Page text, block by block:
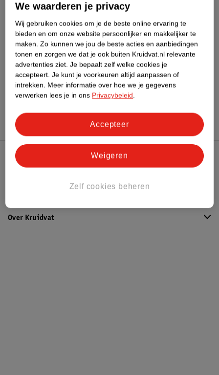
Bestel & Bezorginformatie
Bekijk ook
MeerLucovitaal Alle Ijzer
Kruidvat Club
Over Kruidvat
We waarderen je privacy
Wij gebruiken cookies om je de beste online ervaring te
bieden en om onze website persoonlijker en makkelijker te
maken. Zo kunnen we jou de beste acties en aanbiedingen
tonen en zorgen we dat je ook buiten Kruidvat.nl relevante
advertenties ziet. Je bepaalt zelf welke cookies je
accepteert. Je kunt je voorkeuren altijd aanpassen of
intrekken. Meer informatie over hoe we je gegevens
verwerken lees je in ons Privacybeleid.
Zelf cookies beheren
Weigeren
Accepteer